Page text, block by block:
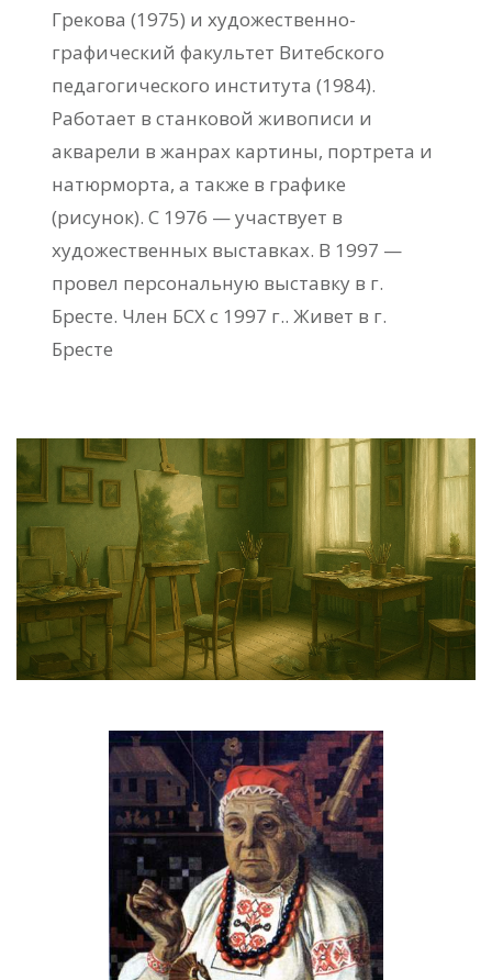
Грекова (1975) и художественно-
графический факультет Витебского
педагогического института (1984).
Работает в станковой живописи и
акварели в жанрах картины, портрета и
натюрморта, а также в графике
(рисунок). С 1976 — участвует в
художественных выставках. В 1997 —
провел персональную выставку в г.
Бресте. Член БСХ с 1997 г.. Живет в г.
Бресте